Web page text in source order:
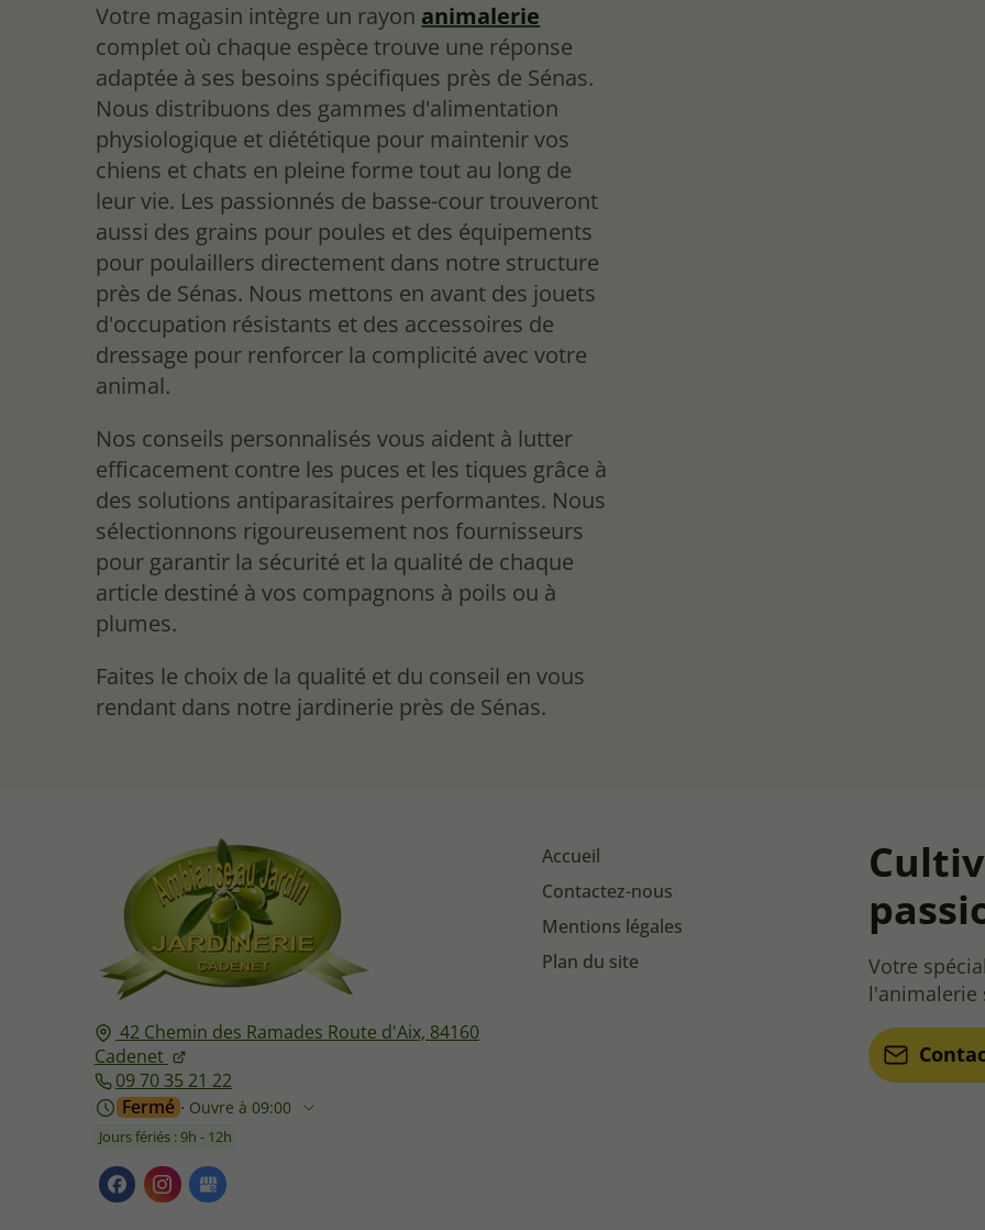
Votre magasin intègre un rayon animalerie
complet où chaque espèce trouve une réponse
adaptée à ses besoins spécifiques près de Sénas.
Nous distribuons des gammes d'alimentation
physiologique et diététique pour maintenir vos
chiens et chats en pleine forme tout au long de
leur vie. Les passionnés de basse-cour trouveront
aussi des grains pour poules et des équipements
pour poulaillers directement dans notre structure
près de Sénas. Nous mettons en avant des jouets
d'occupation résistants et des accessoires de
dressage pour renforcer la complicité avec votre
animal.
Nos conseils personnalisés vous aident à lutter
efficacement contre les puces et les tiques grâce à
des solutions antiparasitaires performantes. Nous
sélectionnons rigoureusement nos fournisseurs
pour garantir la sécurité et la qualité de chaque
article destiné à vos compagnons à poils ou à
plumes.
Faites le choix de la qualité et du conseil en vous
rendant dans notre jardinerie près de Sénas.
42 Chemin des Ramades Route d'Aix, 84160
Cadenet
09 70 35 21 22
Fermé ⋅ Ouvre à 09:00
Jours fériés : 9h - 12h
Accueil
Contactez-nous
Mentions légales
Plan du site
Votre
l'animalerie